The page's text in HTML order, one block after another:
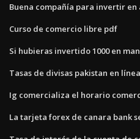
Buena compañía para invertir en
Curso de comercio libre pdf
Si hubieras invertido 1000 en
Tasas de divisas pakistan en línea
Ig comercializa el horario
La tarjeta forex de canara bank